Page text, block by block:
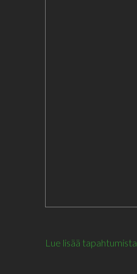
Lue lisää tapahtumista